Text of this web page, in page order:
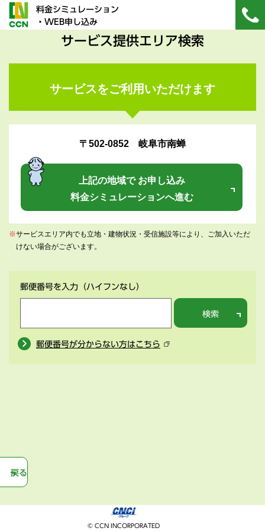
料金シミュレーション
・WEB申し込み
サービス提供エリア検索
サービスをご利用いただけます
〒502-0852 岐阜市南蝉
上記の地域で お申し込み
料金シミュレーションへ進む
※サービスエリア内でも立地・建物状況・受信施設等により、ご加入いただ
けない場合がございます。
郵便番号を入力 （ハイフンなし）
検索
郵便番号が分からない方はこちら
戻る
© CCN INCORPORATED